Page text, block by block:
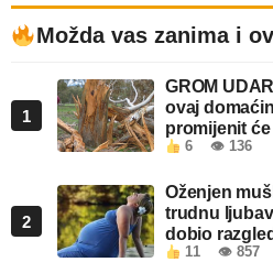
Možda vas zanima i
1
GROM
ovaj
promijenit će
6 👁 136
2
Oženjen
trudnu
dobio
kada je
11 👁 857